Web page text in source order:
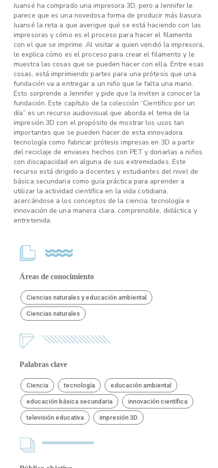
Juansé ha comprado una impresora 3D, pero a Jennifer le
parece que es una novedosa forma de producir más basura.
Juansé la reta a que averigue qué se está haciendo con las
impresoras y cómo es el proceso para hacer el filamento
con el que se imprime. Al visitar a quien vendió la impresora,
le explica cómo es el proceso para crear el filamento y le
muestra las cosas que se pueden hacer con ella. Entre esas
cosas, está imprimiendo partes para una prótesis que una
fundación va a entregar a un niño que le falta una mano.
Esto sorprende a Jennifer y pide que la inviten a conocer la
fundación. Este capítulo de la colección “Científico por un
día” es un recurso audiovisual que aborda el tema de la
impresión 3D con el propósito de mostrar los usos tan
importantes que se pueden hacer de esta innovadora
tecnología como fabricar prótesis impresas en 3D a partir
del reciclaje de envases hechos con PET y donarlas a niños
con discapacidad en alguna de sus extremidades. Este
recurso está dirigido a docentes y estudiantes del nivel de
básica secundaria como guía práctica para aprender a
utilizar la actividad científica en la vida cotidiana,
acercándose a los conceptos de la ciencia, tecnología e
innovación de una manera clara, comprensible, didáctica y
entretenida.
Áreas de conocimiento
Ciencias naturales y educación ambiental
Ciencias naturales
Palabras clave
Ciencia tecnología educación ambiental
educación básica secundaria innovación científica
televisión educativa impresión 3D